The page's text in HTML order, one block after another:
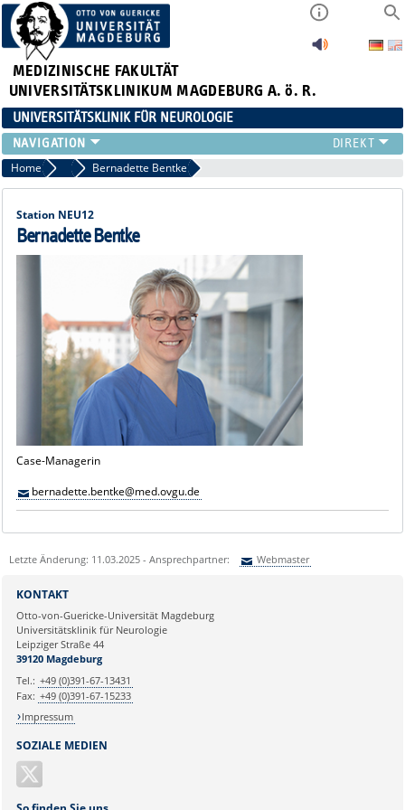
MEDIZINISCHE FAKULTÄT
UNIVERSITÄTSKLINIKUM MAGDEBURG A. ö. R.
UNIVERSITÄTSKLINIK FÜR NEUROLOGIE
TEAM
SCHWERPUNKTE
PATIENTEN/BESUCHER
ÄRZTE/ZUWEISER
FORSCHUNG
LEHRE UND AUSBILDUNG
NEUVANET SAN
Home Pflege, Case Management und MTAs
Bernadette Bentke
Station NEU12
Bernadette Bentke
Case-Managerin
bernadette.bentke@med.ovgu.de
Letzte Änderung: 11.03.2025 - Ansprechpartner: Webmaster
Sie können eine Nachricht versenden an:
Ihre E-Mailadresse:
Ihr Anliegen:
SOZIALE MEDIEN
KONTAKT
Otto-von-Guericke-Universität Magdeburg
Universitätsklinik für Neurologie
Leipziger Straße 44
39120 Magdeburg
Tel.: +49 (0)391-67-13431
Fax: +49 (0)391-67-15233
Impressum